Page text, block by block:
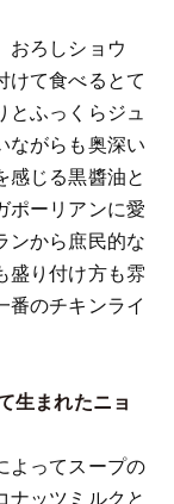
おろしショウ
けて食べるとて
とふっくらジュ
ながらも奥深い
感じる黒醬油と
ポーリアンに愛
ンから庶民的な
盛り付け方も雰
番のチキンライ
生まれたニョ
よってスープの
ナッツミルクと